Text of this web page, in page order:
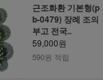
근조화환 기본형(p
b-0479) 장례 조의
부고 전국..
59,000원
590원 적립